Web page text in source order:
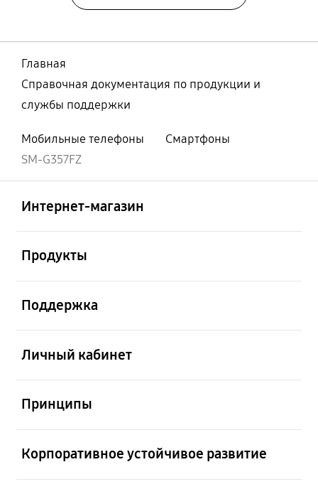
Главная
Справочная документация по продукции и
службы поддержки
Мобильные телефоны
Смартфоны
SM-G357FZ
Интернет-магазин
Продукты
Поддержка
Личный кабинет
Принципы
Корпоративное устойчивое развитие